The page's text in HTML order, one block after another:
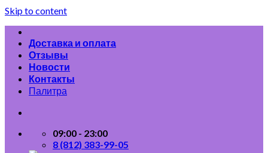
Skip to content
Доставка и оплата
Отзывы
Новости
Контакты
Палитра
09:00 - 23:00
8 (812) 383-99-05